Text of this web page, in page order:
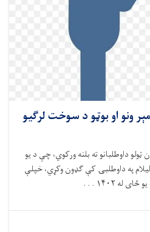
ونو او بوټو د سوخت لرگيو
داوطلبانو ته بلنه ورکوي، چې د يو
په داوطلبۍ کې گډون وکړي، خپلې
له ۱۴۰۲ . . .